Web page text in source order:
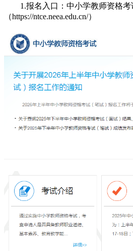
1.报名入口：中小学教师资格考
（https://ntce.neea.edu.cn/）